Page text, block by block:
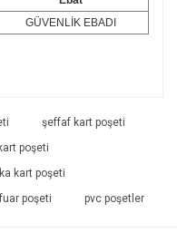
GÜVENLİK EBADI
şeffaf kart poşeti
poşeti
kart poşeti
fuar poşeti pvc poşetler